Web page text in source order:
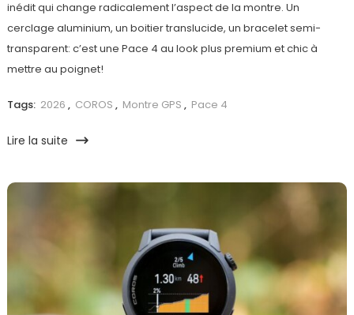
inédit qui change radicalement l’aspect de la montre. Un
cerclage aluminium, un boitier translucide, un bracelet semi-
transparent: c’est une Pace 4 au look plus premium et chic à
mettre au poignet!
Tags: 2026 , COROS , Montre GPS , Pace 4
Lire la suite